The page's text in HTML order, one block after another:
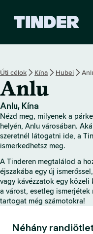
r
d
ő
o
a
l
Úti célok Kína Hubei
Anlu
Anlu, Kína
Nézd meg, milyenek a
helyén, Anlu városában.
szeretnél látogatni ide, a
ismerkedhetsz meg.
A Tinderen megtalálod a
éjszakába egy új
vagy kávézzatok egy közeli
a várost, esetleg
tartogat még számotokra!
Néhány